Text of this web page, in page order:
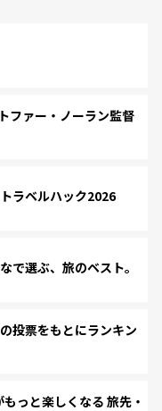
ファー・ノーラン監督
ラベルハック2026
選ぶ、旅のベスト。
投票をもとにランキン
っと楽しくなる 旅先・